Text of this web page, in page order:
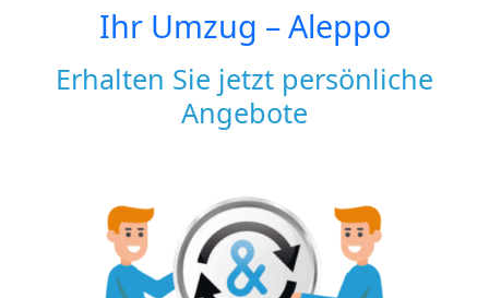
Ihr Umzug –Aleppo
Erhalten Sie jetzt persönliche
Angebote